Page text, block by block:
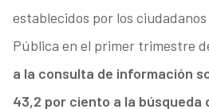
establecidos por los
Pública en el primer trimestre
a la consulta de información
43,2 por ciento a la búsqueda